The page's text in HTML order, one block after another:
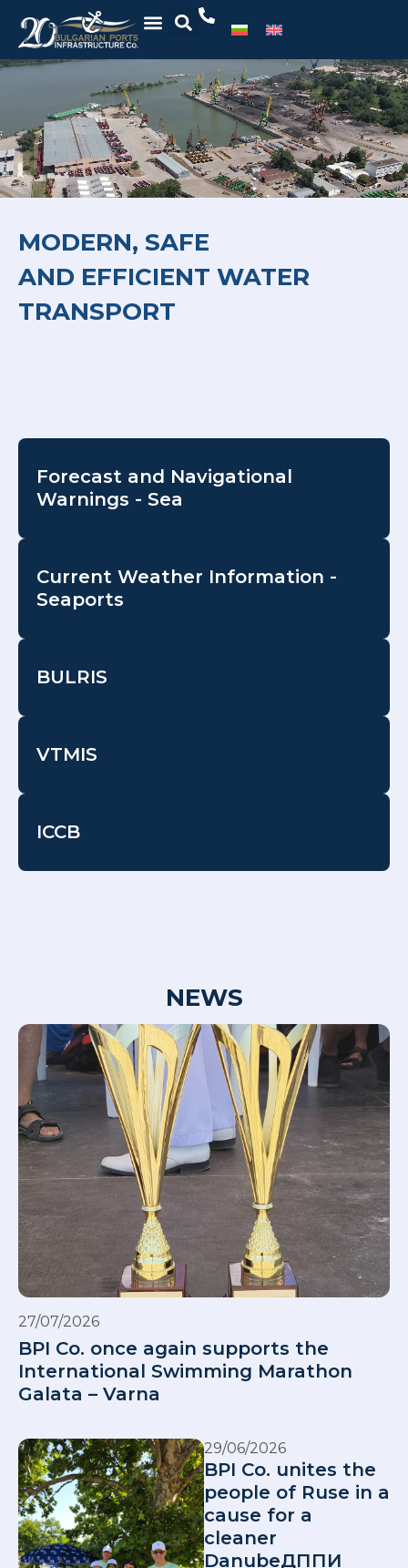
MODERN, SAFE
AND EFFICIENT WATER
TRANSPORT
Forecast and Navigational
Warnings - Sea
Current Weather Information -
Seaports
BULRIS
VTMIS
ICCB
NEWS
27/07/2026
BPI Co. once again supports the
International Swimming Marathon
Galata – Varna
29/06/2026
BPI Co. unites the
people of Ruse in a
cause for a
cleaner
DanubeДППИ